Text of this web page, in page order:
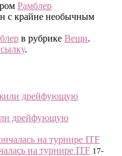
Рамблер
с крайне необычным
в рубрике Вещи.
.
дрейфующую
на турнире ITF 17-